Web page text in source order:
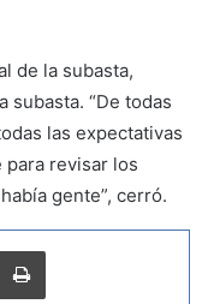
de la subasta,
“De todas
las expectativas
para revisar los
gente”, cerró.